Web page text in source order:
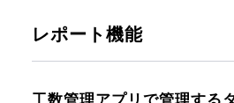
レポート機能